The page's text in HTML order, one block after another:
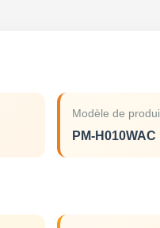
Modèle de
PM-H010WAC